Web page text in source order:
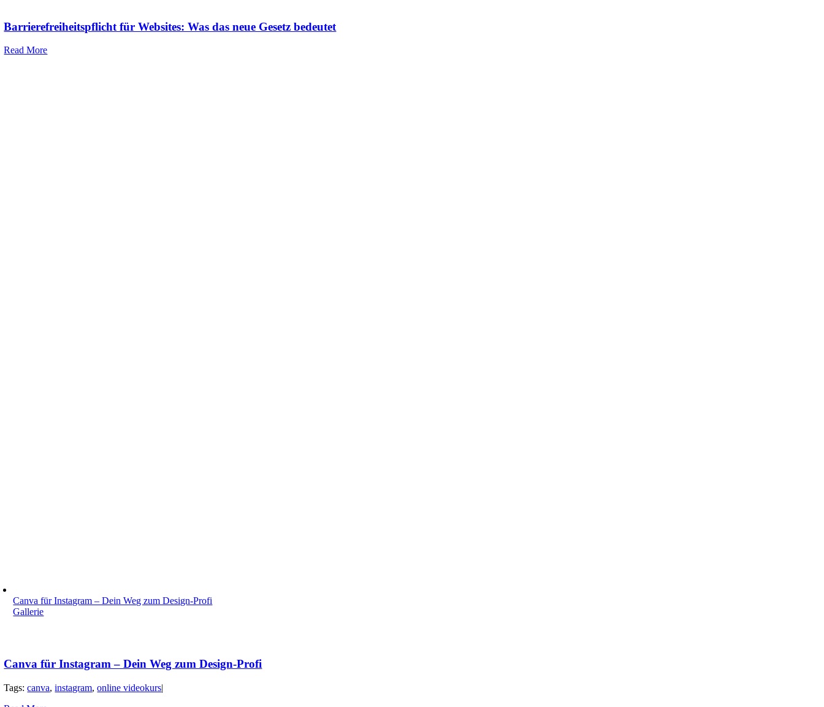
Barrierefreiheitspflicht für Websites: Was das neue Gesetz bedeutet
Read More
Canva für Instagram – Dein Weg zum Design-Profi
Gallerie
Canva für Instagram – Dein Weg zum Design-Profi
Tags:canva,instagram,online videokurs|